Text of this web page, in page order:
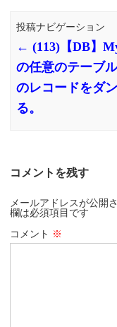
投稿ナビゲーション
← (113)【DB】
の任意のテーブ
のレコードをダ
る。
コメントを残す
メールアドレスが公開
欄は必須項目です
コメント ※